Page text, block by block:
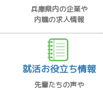
兵庫県内の企業や
内職の求人情報
就活お役立ち情報
先輩たちの声や